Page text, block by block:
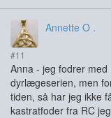
Annette O .
#11
Anna - jeg fodrer
dyrlægeserien, men
tiden, så har jeg ikke
kastratfoder fra RC